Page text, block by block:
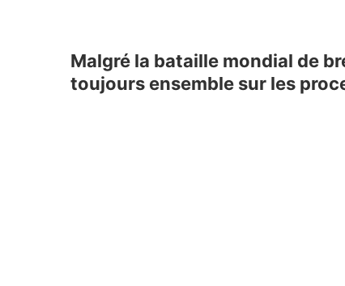
Malgré la bataille mondial de
toujours ensemble sur les